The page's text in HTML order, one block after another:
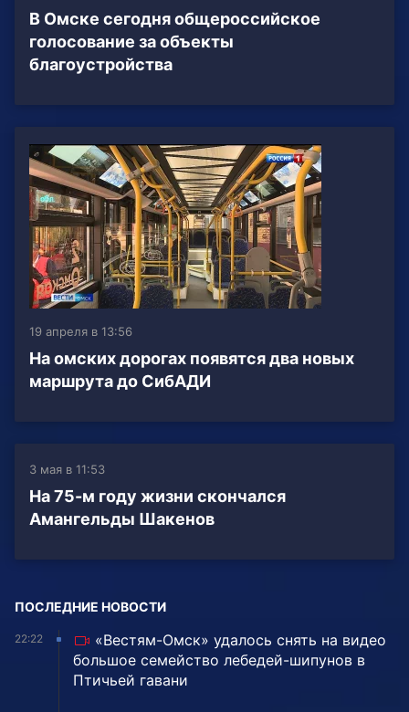
В Омске сегодня общероссийское
голосование за объекты
благоустройства
19 апреля в 13:56
На омских дорогах появятся два новых
маршрута до СибАДИ
3 мая в 11:53
На 75-м году жизни скончался
Амангельды Шакенов
ПОСЛЕДНИЕ НОВОСТИ
22:22
«Вестям-Омск» удалось снять на видео
большое семейство лебедей-шипунов в
Птичьей гавани